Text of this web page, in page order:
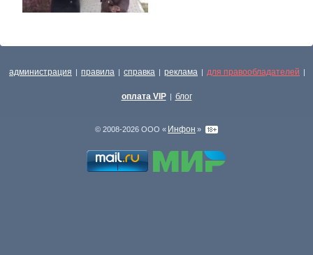
администрация | правила | справка | реклама | для правообладателей |
оплата VIP | блог
© 2008-2026 ООО « Инфон »